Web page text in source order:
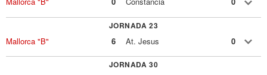
JORNADA 23
Mallorca "B" 6 At. Jesus 0
JORNADA 30